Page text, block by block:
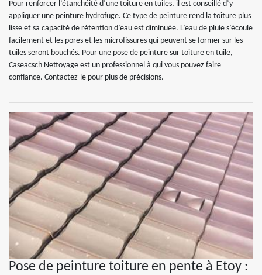
Pour renforcer l’étanchéité d’une toiture en tuiles, il est conseillé d’y
appliquer une peinture hydrofuge. Ce type de peinture rend la toiture plus
lisse et sa capacité de rétention d’eau est diminuée. L’eau de pluie s’écoule
facilement et les pores et les microfissures qui peuvent se former sur les
tuiles seront bouchés. Pour une pose de peinture sur toiture en tuile,
Caseacsch Nettoyage est un professionnel à qui vous pouvez faire
confiance. Contactez-le pour plus de précisions.
Pose de peinture toiture en pente à Etoy :